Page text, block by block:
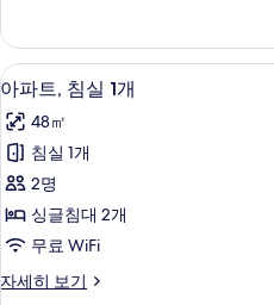
모
두
보
기
실
개
자
세
히
보
기
아
파
트,
침
실
1
개
사
6
아파트, 침실 1개
48㎡
침실 1개
2명
싱글침대 2개
무료 WiFi
자세히 보기
아